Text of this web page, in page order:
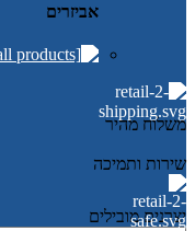
אביזרים
משלוח מהיר
שירות ותמיכה
יצרנים מובילים